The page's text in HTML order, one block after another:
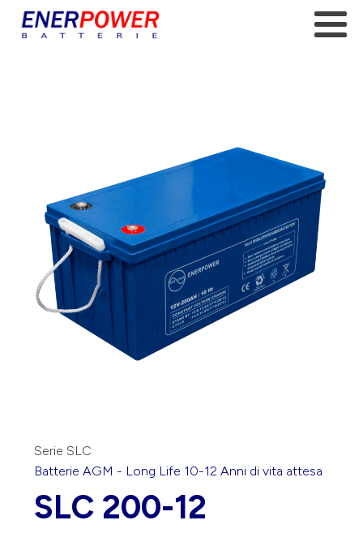
Serie SLC
BatterieAGM - Long Life 10-12 Anni di vita attesa
SLC 200-12